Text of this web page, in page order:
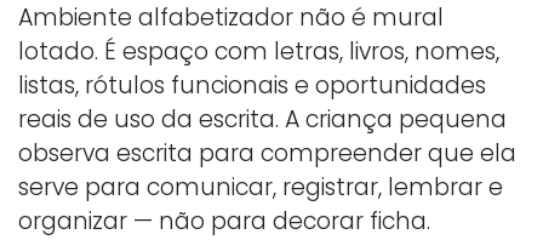
Ambiente alfabetizador não é mural
lotado. É espaço com letras, livros, nomes,
listas, rótulos funcionais e oportunidades
reais de uso da escrita. A criança pequena
observa escrita para compreender que ela
serve para comunicar, registrar, lembrar e
organizar — não para decorar ficha.